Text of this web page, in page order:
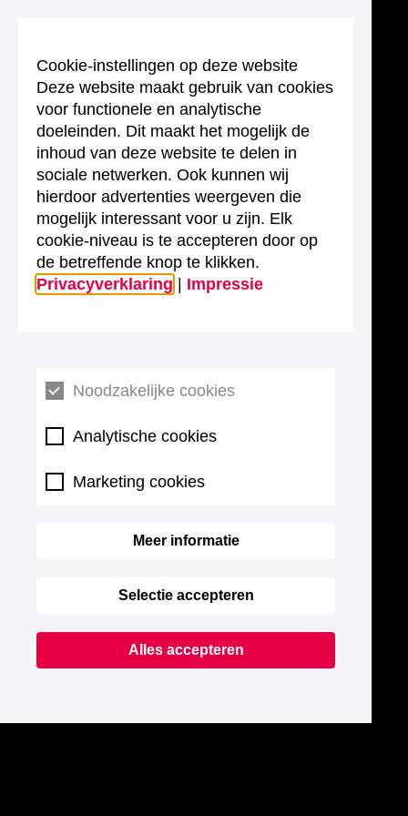
Cookie-instellingen op deze website
Deze website maakt gebruik van cookies
voor functionele en analytische
doeleinden. Dit maakt het mogelijk de
inhoud van deze website te delen in
sociale netwerken. Ook kunnen wij
hierdoor advertenties weergeven die
mogelijk interessant voor u zijn. Elk
cookie-niveau is te accepteren door op
de betreffende knop te klikken.
Privacyverklaring
Impressie
Noodzakelijke cookies
Analytische cookies
Marketing cookies
Meer informatie
Selectie accepteren
Alles accepteren